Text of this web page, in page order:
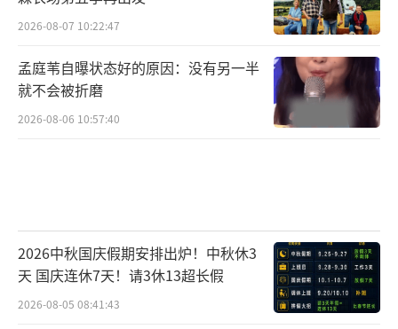
2026-08-07 10:22:47
孟庭苇自曝状态好的原因：没有另一半
就不会被折磨
2026-08-06 10:57:40
2026中秋国庆假期安排出炉！中秋休3
天 国庆连休7天！请3休13超长假
2026-08-05 08:41:43